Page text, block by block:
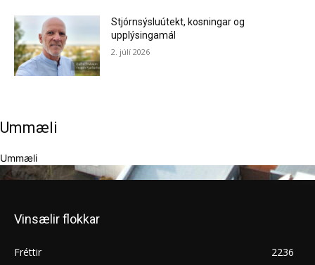
Stjórnsýsluútekt, kosningar og
upplýsingamál
2. júlí 2026
Ummæli
Ummæli
Vinsælir flokkar
Fréttir
2236